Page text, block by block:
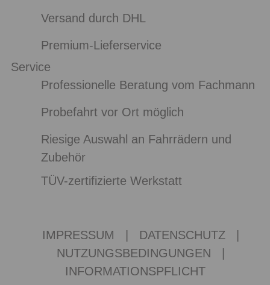
Versand durch DHL
Premium-Lieferservice
Service
Professionelle Beratung vom Fachmann
Probefahrt vor Ort möglich
Riesige Auswahl an Fahrrädern und
Zubehör
TÜV-zertifizierte Werkstatt
IMPRESSUM DATENSCHUTZ
NUTZUNGSBEDINGUNGEN
INFORMATIONSPFLICHT